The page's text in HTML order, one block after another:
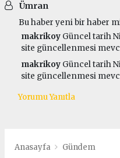
Ümran
Bu haber yeni bir haber
makrikoy Güncel tarih
site güncellenmesi
makrikoy Güncel tarih
site güncellenmesi
Yorumu Yanıtla
Anasayfa Gündem